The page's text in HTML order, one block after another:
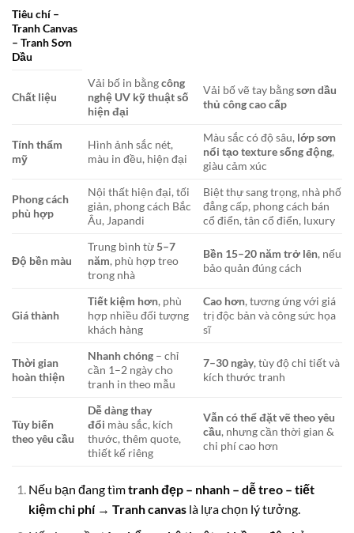
Tiêu chí –
Tranh Canvas
– Tranh Sơn
Dầu
Chất liệu
Vải bố in bằngcông
nghệ UV kỹ thuật số
hiện đại
Vải bố vẽ tay bằngsơn dầu
thủ công cao cấp
Tính thẩm
mỹ
Hình ảnh sắc nét,
màu in đều, hiện đại
Màu sắc có độ sâu, lớp sơn
nổi tạo texture sống động,
giàu cảm xúc
Phong cách
phù hợp
Nội thất hiện đại, tối
giản, phong cách Bắc
Âu, Japandi
Biệt thự sang trọng, nhà phố
đẳng cấp, phong cách bán
cổ điển, tân cổ điển, luxury
Độ bền màu
Trung bình từ5–7
năm, phù hợp treo
trong nhà
Bền 15–20 năm trở lên, nếu
bảo quản đúng cách
Giá thành
Tiết kiệm hơn, phù
hợp nhiều đối tượng
khách hàng
Cao hơn, tương ứng với giá
trị độc bản và công sức họa
sĩ
Thời gian
hoàn thiện
Nhanh chóng – chỉ
cần 1–2 ngày cho
tranh in theo mẫu
7–30 ngày, tùy độ chi tiết và
kích thước tranh
Tùy biến
theo yêu cầu
Dễ dàng thay
đổi màu sắc, kích
thước, thêm quote,
thiết kế riêng
Vẫn có thể đặt vẽ theo yêu
cầu, nhưng cần thời gian &
chi phí cao hơn
Nếu bạn đang tìmtranh đẹp – nhanh – dễ treo – tiết
kiệm chi phí→ Tranh canvaslà lựa chọn lý tưởng.